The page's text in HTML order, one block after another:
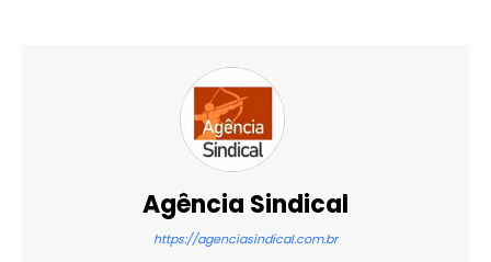
Agência Sindical
https://agenciasindical.com.br